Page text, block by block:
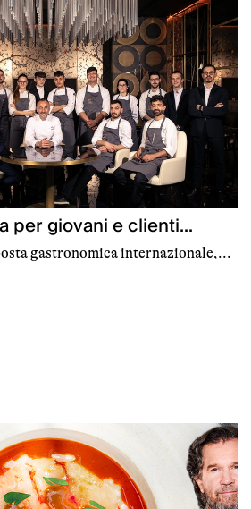
per giovani e clienti...
gastronomica internazionale,...